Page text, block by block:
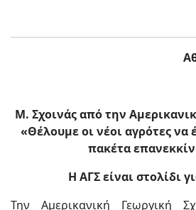
Μ. Σχοινάς από την
«Θέλουμε οι νέοι αγρότες να
πακέτα
Η ΑΓΣ είναι στολίδι
Την Αμερικανική Γεωργική